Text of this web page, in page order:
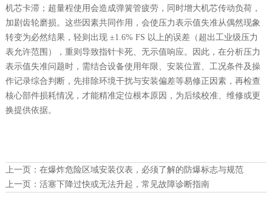
机芯卡滞；超量程使用会造成弹簧管疲劳，同时增大机芯传动负荷，
加剧齿轮磨损。这些因素共同作用，会使压力表示值失准从偶然现象
转变为必然结果，轻则出现 ±1.6% FS 以上的误差（超出工业级压力
表允许范围），重则导致指针卡死、无示值响应。因此，在分析压力
表示值失准问题时，需结合设备使用年限、安装位置、工况条件及操
作记录综合判断，先排除环境干扰与安装偏差等易修正因素，再检查
核心部件损耗情况，才能精准定位根本原因，为后续校准、维修或更
换提供依据。
上一页： 在爆炸危险区域安装仪表，必须了解的防爆标志与规范
上一页： 活塞下降过快或无法升起，常见故障诊断指南